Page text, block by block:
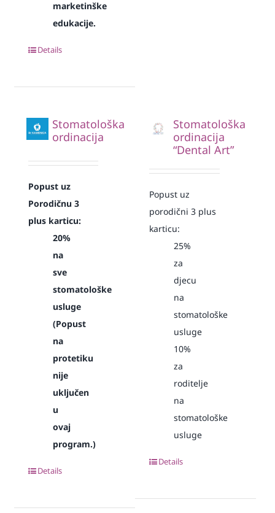
marketinške
edukacije.
Details
Stomatološka
ordinacija
Popust uz
Porodičnu 3
plus karticu:
20%
na
sve
stomatološke
usluge
(Popust
na
protetiku
nije
uključen
u
ovaj
program.)
Details
Stomatološka
ordinacija
“Dental Art”
Popust uz
porodični 3 plus
karticu:
25%
za
djecu
na
stomatološke
usluge
10%
za
roditelje
na
stomatološke
usluge
Details